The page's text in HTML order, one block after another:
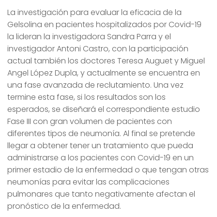
La investigación para evaluar la eficacia de la
Gelsolina en pacientes hospitalizados por Covid-19
la lideran la investigadora Sandra Parra y el
investigador Antoni Castro, con la participación
actual también los doctores Teresa Auguet y Miguel
Angel López Dupla, y actualmente se encuentra en
una fase avanzada de reclutamiento. Una vez
termine esta fase, si los resultados son los
esperados, se diseñará el correspondiente estudio
Fase III con gran volumen de pacientes con
diferentes tipos de neumonía. Al final se pretende
llegar a obtener tener un tratamiento que pueda
administrarse a los pacientes con Covid-19 en un
primer estadio de la enfermedad o que tengan otras
neumonías para evitar las complicaciones
pulmonares que tanto negativamente afectan el
pronóstico de la enfermedad.